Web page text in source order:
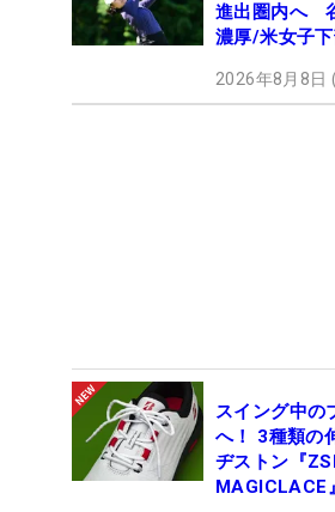
進出圏内へ
濃厚/米女子
2026年8月8日
スイング中の
へ！ 3種類の
ヂストン『
MAGICLACE